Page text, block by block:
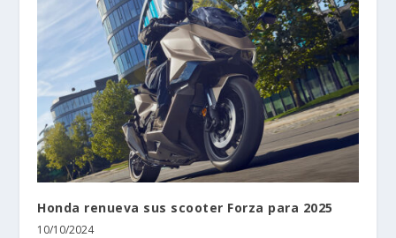
Honda renueva sus scooter Forza para 2025
10/10/2024